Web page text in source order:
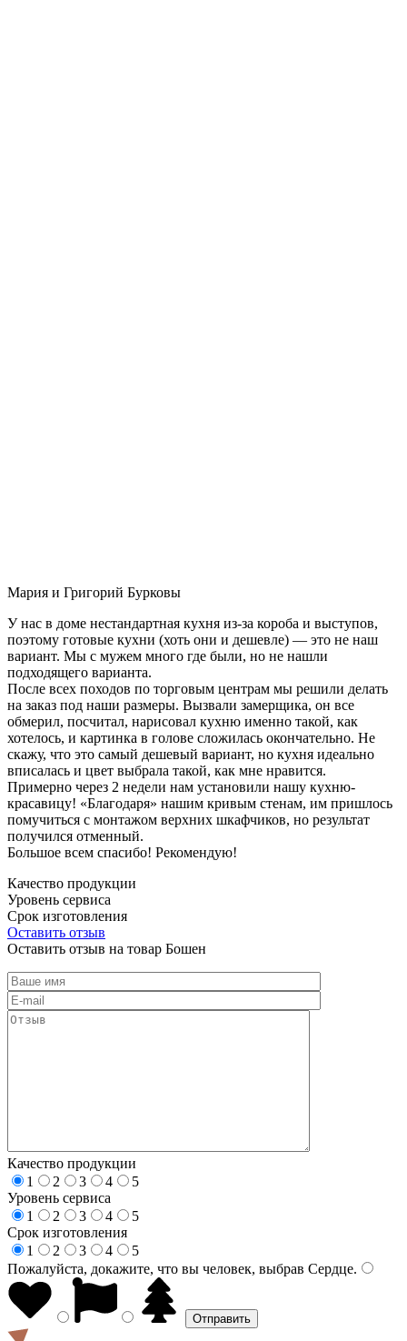
Мария и Григорий Бурковы
У нас в доме нестандартная кухня из-за короба и выступов,
поэтому готовые кухни (хоть они и дешевле) — это не наш
вариант. Мы с мужем много где были, но не нашли
подходящего варианта.
После всех походов по торговым центрам мы решили делать
на заказ под наши размеры. Вызвали замерщика, он все
обмерил, посчитал, нарисовал кухню именно такой, как
хотелось, и картинка в голове сложилась окончательно. Не
скажу, что это самый дешевый вариант, но кухня идеально
вписалась и цвет выбрала такой, как мне нравится.
Примерно через 2 недели нам установили нашу кухню-
красавицу! «Благодаря» нашим кривым стенам, им пришлось
помучиться с монтажом верхних шкафчиков, но результат
получился отменный.
Большое всем спасибо! Рекомендую!
Качество продукции
Уровень сервиса
Срок изготовления
Оставить отзыв
Оставить отзыв на товар Бошен
Качество продукции
1
2 3 4
5
Уровень сервиса
1
2 3 4
5
Срок изготовления
1
2 3 4
5
Пожалуйста, докажите, что вы человек, выбрав Сердце.